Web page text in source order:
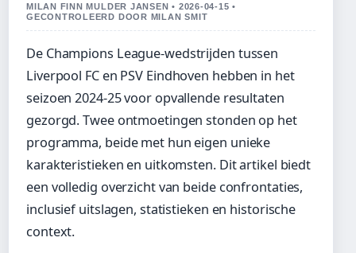
MILAN FINN MULDER JANSEN • 2026-04-15 •
GECONTROLEERD DOOR MILAN SMIT
De Champions League-wedstrijden tussen
Liverpool FC en PSV Eindhoven hebben in het
seizoen 2024-25 voor opvallende resultaten
gezorgd. Twee ontmoetingen stonden op het
programma, beide met hun eigen unieke
karakteristieken en uitkomsten. Dit artikel biedt
een volledig overzicht van beide confrontaties,
inclusief uitslagen, statistieken en historische
context.